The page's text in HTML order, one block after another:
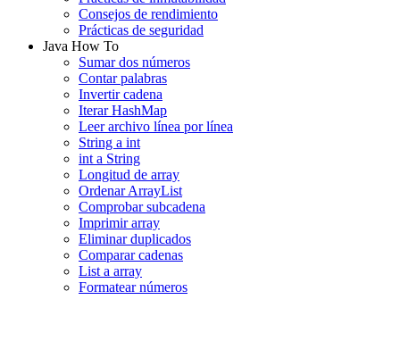
Consejos de rendimiento
Prácticas de seguridad
Java How To
Sumar dos números
Contar palabras
Invertir cadena
Iterar HashMap
Leer archivo línea por línea
String a int
int a String
Longitud de array
Ordenar ArrayList
Comprobar subcadena
Imprimir array
Eliminar duplicados
Comparar cadenas
List a array
Formatear números